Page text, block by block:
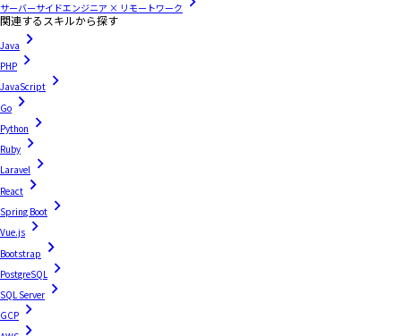
サーバーサイドエンジニア × リモートワーク
関連するスキルから探す
Java
PHP
JavaScript
Go
Python
Ruby
Laravel
React
Spring Boot
Vue.js
Bootstrap
PostgreSQL
SQL Server
GCP